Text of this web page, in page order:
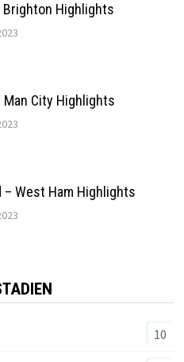
Brighton Highlights
Man City Highlights
West Ham Highlights
10